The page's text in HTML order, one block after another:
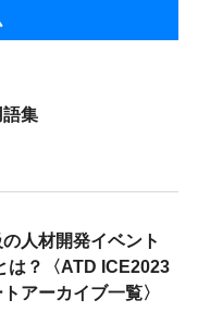
語集
人材開発イベント
は？〈ATD ICE2023
アーカイブ一覧〉